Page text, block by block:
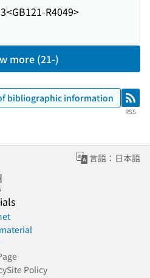
<GB121-R4049>
more (21-)
bibliographic information RSS
RSS
言語：日本語
Site Policy